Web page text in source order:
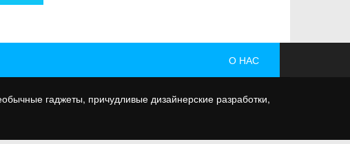
О НАС
гаджеты, причудливые дизайнерские разработки,